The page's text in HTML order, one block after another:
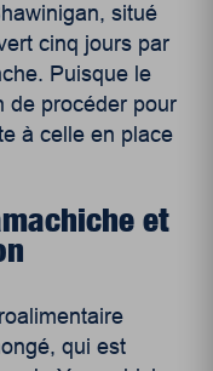
situé
cinq jours par
Puisque le
de procéder pour
à celle en place
et
qui est